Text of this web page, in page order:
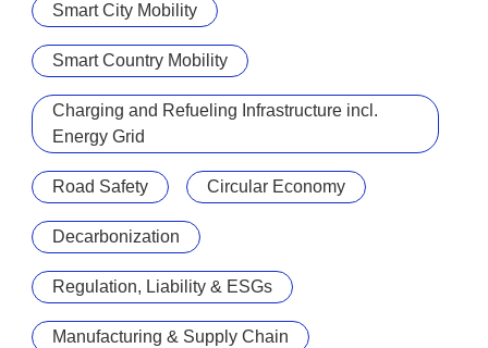
Smart City Mobility
Smart Country Mobility
Charging and Refueling Infrastructure incl.
Energy Grid
Road Safety Circular Economy
Decarbonization
Regulation, Liability & ESGs
Manufacturing & Supply Chain